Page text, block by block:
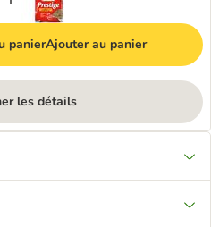
panierAjouter au panier
les détails